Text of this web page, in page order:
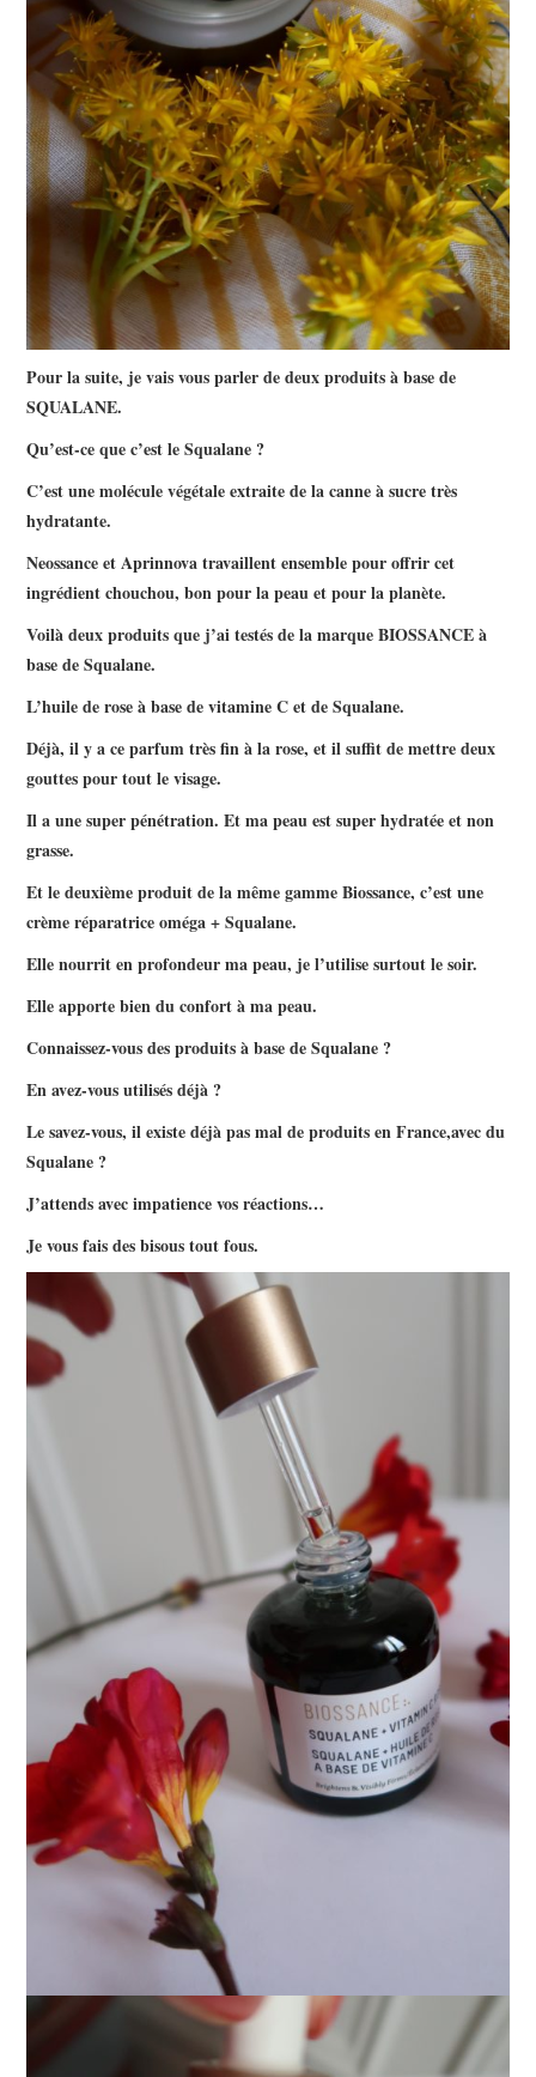
Pour la suite, je vais vous parler de deux produits à base de
SQUALANE.
Qu’est-ce que c’est le Squalane ?
C’est une molécule végétale extraite de la canne à sucre très
hydratante.
Neossance et Aprinnova travaillent ensemble pour offrir cet
ingrédient chouchou, bon pour la peau et pour la planète.
Voilà deux produits que j’ai testés de la marque BIOSSANCE à
base de Squalane.
L’huile de rose à base de vitamine C et de Squalane.
Déjà, il y a ce parfum très fin à la rose, et il suffit de mettre deux
gouttes pour tout le visage.
Il a une super pénétration. Et ma peau est super hydratée et non
grasse.
Et le deuxième produit de la même gamme Biossance, c’est une
crème réparatrice oméga + Squalane.
Elle nourrit en profondeur ma peau, je l’utilise surtout le soir.
Elle apporte bien du confort à ma peau.
Connaissez-vous des produits à base de Squalane ?
En avez-vous utilisés déjà ?
Le savez-vous, il existe déjà pas mal de produits en France,avec du
Squalane ?
J’attends avec impatience vos réactions…
Je vous fais des bisous tout fous.